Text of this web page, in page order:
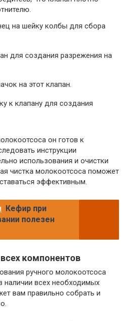
на шейку колбы для сбора
для создания разрежения на
на этот клапан.
к клапану для создания
он готов к
инструкции
использования и очистки
чистка молокоотсоса поможет
эффективным.
Кефир при
полезен
компонентов
ручного молокоотсоса
наличии всех необходимых
вам правильно собрать и